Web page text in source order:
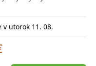
v utorok 11. 08.